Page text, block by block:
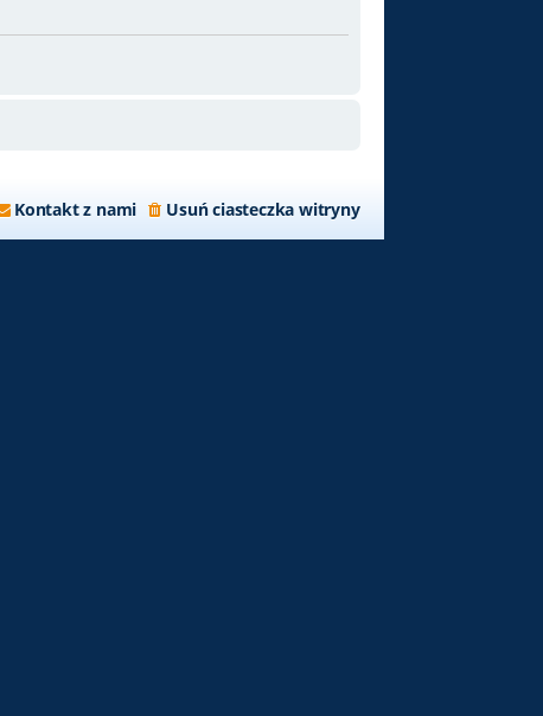
Usuń ciasteczka witryny
Kontakt z nami